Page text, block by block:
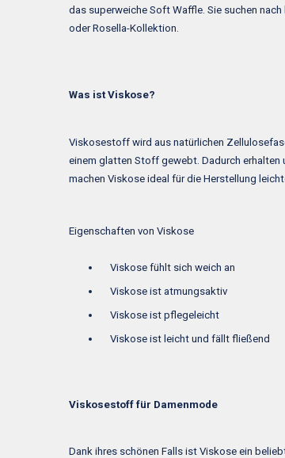
das superweiche Soft Waffle. Sie suchen
oder Rosella-Kollektion.
Was ist Viskose?
Viskosestoff wird aus natürlichen
einem glatten Stoff gewebt. Dadurch erhalten
machen Viskose ideal für die Herstellung
Eigenschaften von Viskose
Viskose fühlt sich weich an
Viskose ist atmungsaktiv
Viskose ist pflegeleicht
Viskose ist leicht und fällt fließend
Viskosestoff für Damenmode
Dank ihres schönen Falls ist Viskose ein